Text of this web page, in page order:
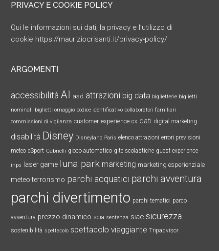
PRIVACY E COOKIE POLICY
Qui le informazioni sui dati, la privacy e l’utilizzo di
cookie https://mauriziocrisanti.it/privacy-policy/
ARGOMENTI
accessibilità AI asd attrazioni big data biglietterie biglietti
nominali biglietti omaggio codice identificativo collaboratori familiari
commissioni di vigilanza customer experience cx dati digital marketing
disabilità Disney Disneyland Paris elenco attrazioni errori previsioni
meteo eSport Gabrielli gioco automatico gite scolastiche guest experience
inps laser game luna park marketing marketing esperienziale
meteo terrorismo parchi acquatici parchi avventura
parchi divertimento parchi tematici parco
avventura prezzo dinamico scia sentenza siae sicurezza
sostenibilità spettacolo spettacolo viaggiante Tripadvisor